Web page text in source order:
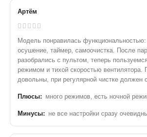
Артём
Модель понравилась
осушение, таймер, самоочистка. После
разобрались с пультом, теперь
режимом и тихой скоростью вентилятора.
довольны, при регулярной чистке должен
Плюсы: много режимов, есть ночной
Минусы: не все настройки сразу